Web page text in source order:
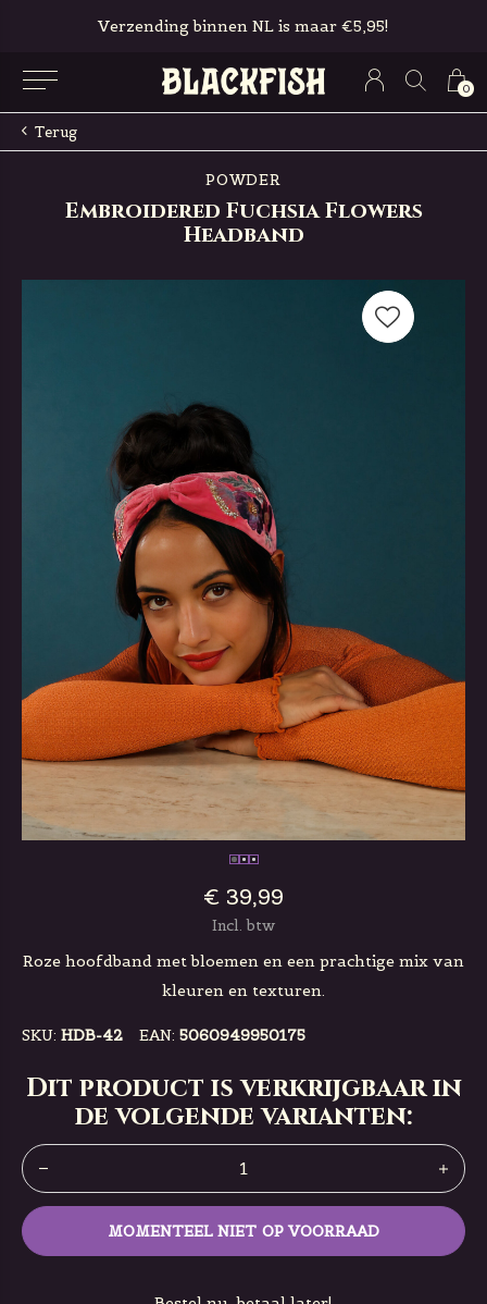
0
Verzending binnen NL is maar €5,95!
Terug
POWDER
Embroidered Fuchsia Flowers
Headband
€ 39,99
Incl. btw
Roze hoofdband met bloemen en een prachtige mix van
kleuren en texturen.
SKU: HDB-42 EAN: 5060949950175
Dit product is verkrijgbaar in
de volgende varianten:
MOMENTEEL NIET OP VOORRAAD